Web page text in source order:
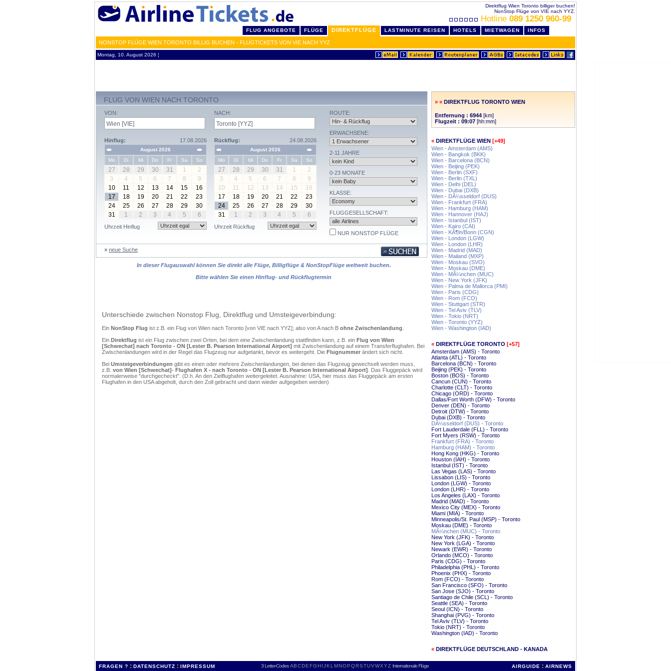
Direktflug Wien Toronto billiger buchen!
NonStop Flüge von VIE nach YYZ.
Hotline 089 1250 960-99
FLUG ANGEBOTE FLÜGE DIREKTFLÜGE LASTMINUTE REISEN HOTELS MIETWAGEN INFOS
NONSTOP FLÜGE WIEN TORONTO BILLIG BUCHEN - FLUGTICKETS VON VIE NACH YYZ
Montag, 10. August 2026 ¦
FLUG VON WIEN NACH TORONTO
VON:
Hinflug: 17.08.2026
August 2026
Mo
Di Mi Do Fr Sa So
27 28 29 30 31 1
2
3
4 5 6 7 8
9
10
11 12 13 14 15
16
17
18 19 20 21 22
23
24
25 26 27 28 29
30
31
1 2 3 4 5 6
Uhrzeit Hinflug
NACH:
Rückflug: 24.08.2026
August 2026
Mo
Di Mi Do Fr Sa So
27 28 29 30 31 1
2
3
4 5 6 7 8
9
10
11 12 13 14 15
16
17
18 19 20 21 22
23
24
25 26 27 28 29
30
31
1 2 3 4 5 6
Uhrzeit Rückflug
ROUTE:
ERWACHSENE:
2-11 JAHRE
0-23 MONATE
KLASSE:
FLUGGESELLSCHAFT:
NUR NONSTOP FLÜGE
» neue Suche
In dieser Flugauswahl können Sie direkt alle Flüge, Billigflüge & NonStopFlüge weltweit buchen.
Bitte wählen Sie einen Hinflug- und Rückflugtermin
Unterschiede zwischen Nonstop Flug, Direktflug und Umsteigeverbindung:
Ein NonStop Flug ist z.B. ein Flug von Wien nach Toronto [von VIE nach YYZ]; also von A nach B ohne Zwischenlandung
Ein Direktflug ist ein Flug zwischen zwei Orten, bei dem eine Zwischenlandung stattfinden kann, z.B. ein Flug von Wien
[Schwechat] nach Toronto - ON [Lester B. Pearson International Airport] mit Zwischenlandung auf einem Transferflughafen. Bei
Zwischenlandungen wird in der Regel das Flugzeug nur aufgetankt, bevor es weitergeht. Die Flugnummer ändert sich nicht.
Bei Umsteigeverbindungen gibt es einen oder mehrere Zwischenlandungen, bei denen das Flugzeug gewechselt werden muss,
z.B. von Wien [Schwechat]- Flughafen X - nach Toronto - ON [Lester B. Pearson International Airport] . Das Fluggepäck wird
normalerweise "durchgecheckt". (D.h. An den Zielflughafen weitergeleitet. Ausnahme: USA, hier muss das Fluggepäck am ersten
Flughafen in den USA abgeholt, durch den Zoll gebracht und dann wieder aufgegeben werden)
» « DIREKTFLUG TORONTO WIEN
Entfernung : 6944 [km]
Flugzeit : 09:07 [hh:mm]
« DIREKTFLÜGE WIEN [+49]
Wien - Amsterdam (AMS)
Wien - Bangkok (BKK)
Wien - Barcelona (BCN)
Wien - Beijing (PEK)
Wien - Berlin (SXF)
Wien - Berlin (TXL)
Wien - Delhi (DEL)
Wien - Dubai (DXB)
Wien - DÃ¼sseldorf (DUS)
Wien - Frankfurt (FRA)
Wien - Hamburg (HAM)
Wien - Hannover (HAJ)
Wien - Istanbul (IST)
Wien - Kairo (CAI)
Wien - KÃ¶ln/Bonn (CGN)
Wien - London (LGW)
Wien - London (LHR)
Wien - Madrid (MAD)
Wien - Mailand (MXP)
Wien - Moskau (SVO)
Wien - Moskau (DME)
Wien - MÃ¼nchen (MUC)
Wien - New York (JFK)
Wien - Palma de Mallorca (PMI)
Wien - Paris (CDG)
Wien - Rom (FCO)
Wien - Stuttgart (STR)
Wien - Tel Aviv (TLV)
Wien - Tokio (NRT)
Wien - Toronto (YYZ)
Wien - Washington (IAD)
« DIREKTFLÜGE TORONTO [+57]
Amsterdam (AMS) - Toronto
Atlanta (ATL) - Toronto
Barcelona (BCN) - Toronto
Beijing (PEK) - Toronto
Boston (BOS) - Toronto
Cancun (CUN) - Toronto
Charlotte (CLT) - Toronto
Chicago (ORD) - Toronto
Dallas/Fort Worth (DFW) - Toronto
Denver (DEN) - Toronto
Detroit (DTW) - Toronto
Dubai (DXB) - Toronto
DÃ¼sseldorf (DUS) - Toronto
Fort Lauderdale (FLL) - Toronto
Fort Myers (RSW) - Toronto
Frankfurt (FRA) - Toronto
Hamburg (HAM) - Toronto
Hong Kong (HKG) - Toronto
Houston (IAH) - Toronto
Istanbul (IST) - Toronto
Las Vegas (LAS) - Toronto
Lissabon (LIS) - Toronto
London (LGW) - Toronto
London (LHR) - Toronto
Los Angeles (LAX) - Toronto
Madrid (MAD) - Toronto
Mexico City (MEX) - Toronto
Miami (MIA) - Toronto
Minneapolis/St. Paul (MSP) - Toronto
Moskau (DME) - Toronto
MÃ¼nchen (MUC) - Toronto
New York (JFK) - Toronto
New York (LGA) - Toronto
Newark (EWR) - Toronto
Orlando (MCO) - Toronto
Paris (CDG) - Toronto
Philadelphia (PHL) - Toronto
Phoenix (PHX) - Toronto
Rom (FCO) - Toronto
San Francisco (SFO) - Toronto
San Jose (SJO) - Toronto
Santiago de Chile (SCL) - Toronto
Seattle (SEA) - Toronto
Seoul (ICN) - Toronto
Shanghai (PVG) - Toronto
Tel Aviv (TLV) - Toronto
Tokio (NRT) - Toronto
Washington (IAD) - Toronto
« DIREKTFLÜGE DEUTSCHLAND - KANADA
FRAGEN ? : DATENSCHUTZ : IMPRESSUM 3 Letter-Codes ABCDEFGH IJKL MNOPQRSTUVWXYZ Internationale Flüge AIRGUIDE : AIRNEWS